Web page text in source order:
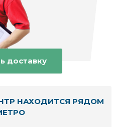
доставку
НАХОДИТСЯ РЯДОМ